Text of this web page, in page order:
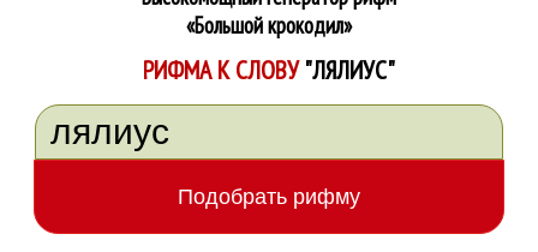
«Большой крокодил»
РИФМА К СЛОВУ"ЛЯЛИУС"